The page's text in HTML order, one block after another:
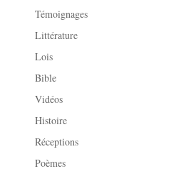
Témoignages
Littérature
Lois
Bible
Vidéos
Histoire
Réceptions
Poèmes